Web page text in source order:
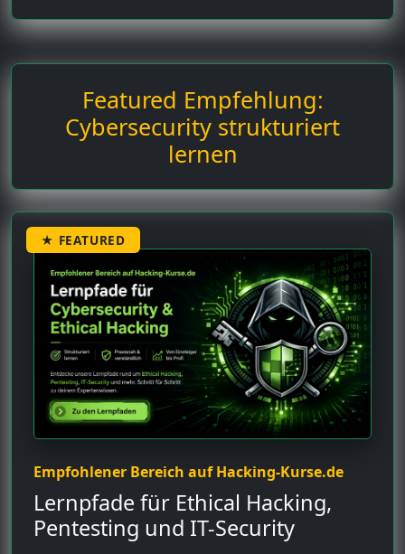
Featured Empfehlung:
Cybersecurity strukturiert
lernen
★ FEATURED
Empfohlener Bereich auf Hacking-Kurse.de
Lernpfade für Ethical Hacking,
Pentesting und IT-Security